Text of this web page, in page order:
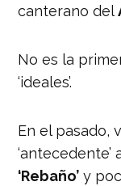
canterano del
No es la
‘ideales’.
En el pasado,
‘Rebaño’ y